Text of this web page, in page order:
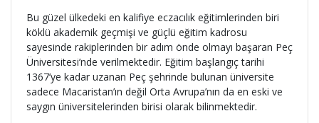
Bu güzel ülkedeki en kalifiye eczacılık eğitimlerinden biri
köklü akademik geçmişi ve güçlü eğitim kadrosu
sayesinde rakiplerinden bir adım önde olmayı başaran Peç
Üniversitesi’nde verilmektedir. Eğitim başlangıç tarihi
1367’ye kadar uzanan Peç şehrinde bulunan üniversite
sadece Macaristan’ın değil Orta Avrupa’nın da en eski ve
saygın üniversitelerinden birisi olarak bilinmektedir.